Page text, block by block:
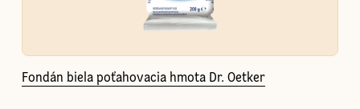
Fondán biela poťahovacia hmota Dr. Oetker